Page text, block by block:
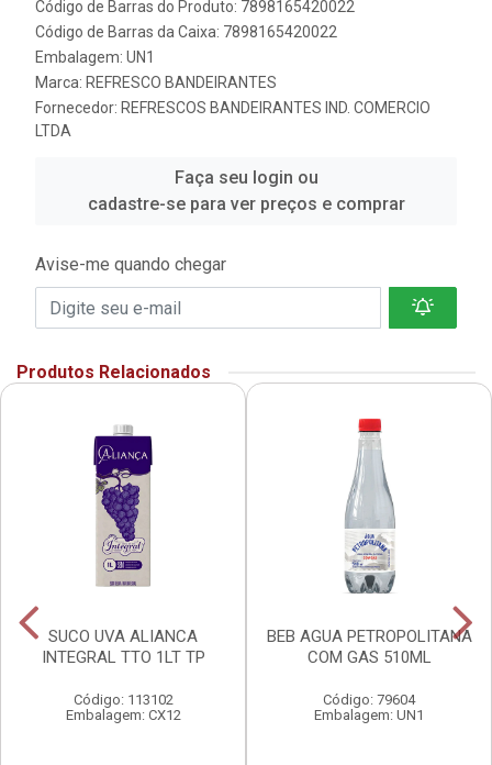
Código de Barras do Produto: 7898165420022
Código de Barras da Caixa: 7898165420022
Embalagem: UN1
Marca: REFRESCO BANDEIRANTES
Fornecedor: REFRESCOS BANDEIRANTES IND. COMERCIO
LTDA
Faça seu login ou
cadastre-se para ver preços e comprar
Avise-me quando chegar
Produtos Relacionados
SUCO UVA ALIANCA
INTEGRAL TTO 1LT TP
Código: 113102
Embalagem: CX12
BEB AGUA PETROPOLITANA
COM GAS 510ML
Código: 79604
Embalagem: UN1